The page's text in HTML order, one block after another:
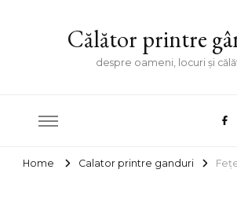
Călător printre
despre oameni, locuri și
Home Calator printre ganduri